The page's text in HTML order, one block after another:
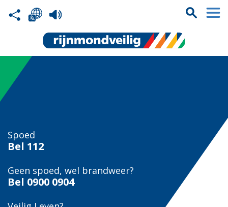
Spoed
Bel 112
Geen spoed, wel brandweer?
Bel 0900 0904